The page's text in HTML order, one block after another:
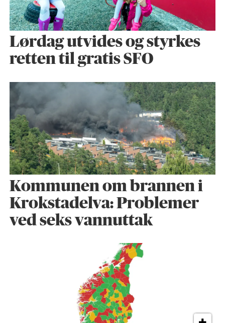
Lørdag utvides og styrkes
retten til gratis SFO
Kommunen om brannen i
Krokstadelva: Problemer
ved seks vannuttak